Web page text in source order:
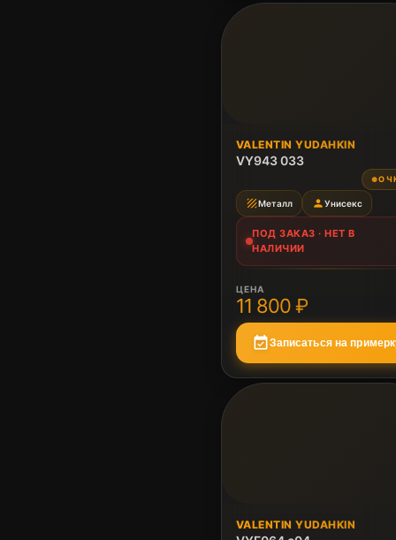
ПОД ЗАКАЗ
Нет в наличии
VALENTIN YUDAHKIN
VY943 033
●
textureМеталл personУнисекс
ПОД ЗАКАЗ · НЕТ В
НАЛИЧИИ
ЦЕНА
11 800 ₽
event_availableЗаписаться на
ПОД ЗАКАЗ
Нет в наличии
VALENTIN YUDAHKIN